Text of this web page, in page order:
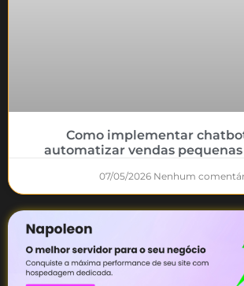
Como implementar
automatizar vendas
07/05/2026 Nenhum